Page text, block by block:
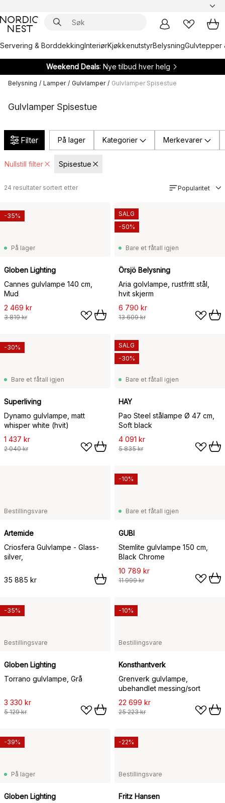
Servering & BorddekkingInteriørKjøkkenutstyrBelysningGulvtepper
Weekend Deals: Nye tilbud hver helg
Belysning / Lamper / Gulvlamper / Gulvlamper Spisestue
Gulvlamper Spisestue
Filter På lager Kategorier Merkevarer
Nullstill filter Spisestue
24 resultater sortert etter Popularitet
På lager
Globen Lighting
Cannes gulvlampe 140 cm,
Mud
2 469 kr
3 819 kr
-35%
Bare et fåtall igjen
Örsjö Belysning
Aria golvlampe, rustfritt stål,
hvit skjerm
6 790 kr
13 609 kr
SALG
-50%
Bare et fåtall igjen
Superliving
Dynamo gulvlampe, matt
whisper white (hvit)
1 437 kr
2 040 kr
-30%
Bare et fåtall igjen
HAY
Pao Steel stålampe Ø 47 cm,
Soft black
4 091 kr
5 835 kr
SALG
-30%
Bestillingsvare
Artemide
Criosfera Gulvlampe - Glass-
silver,
35 885 kr
Bare et fåtall igjen
GUBI
Stemlite gulvlampe 150 cm,
Black Chrome
10 789 kr
11 999 kr
-10%
Bestillingsvare
Globen Lighting
Torrano gulvlampe, Grå
3 330 kr
5 129 kr
-35%
Bestillingsvare
Konsthantverk
Grenverk gulvlampe,
ubehandlet messing/sort ​
22 699 kr
25 223 kr
-10%
På lager
Globen Lighting
-39%
Bestillingsvare
Fritz Hansen
-22%